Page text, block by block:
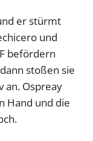
er stürmt
und
befördern
stoßen sie
an. Ospreay
Hand und die